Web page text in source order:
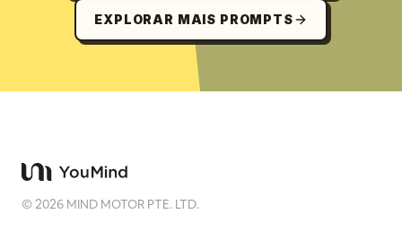
EXPLORAR MAIS PROMPTS
©2026 MIND MOTOR PTE. LTD.